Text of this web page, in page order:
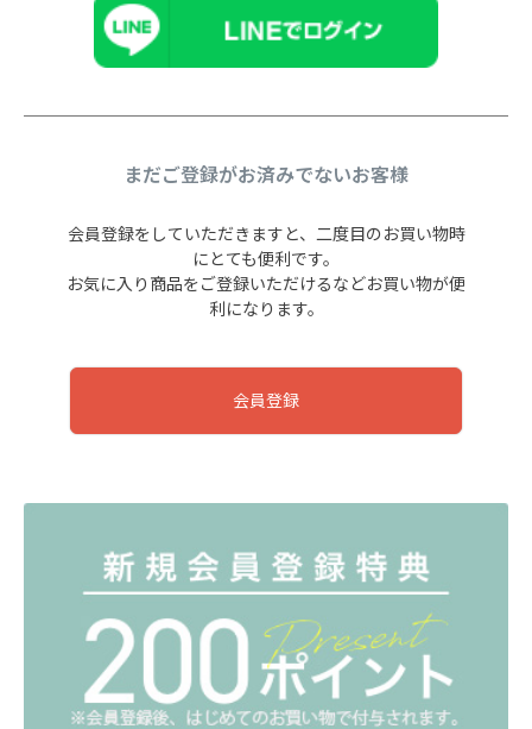
まだご登録がお済みでないお客様
会員登録をしていただきますと、二度目のお買い物時
にとても便利です。
お気に入り商品をご登録いただけるなどお買い物が便
利になります。
会員登録